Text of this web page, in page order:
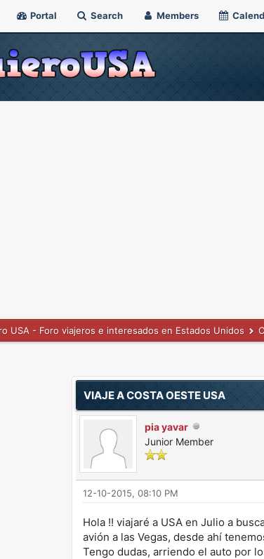
Portal Search Members
USA - Foro viajeros e interesados en Estados Unidos
VIAJE A COSTA OESTE USA
pia yavar
Junior Member
12-10-2015, 08:10 PM
Hola !! viajaré a USA en Julio a
avión a las Vegas, desde ahí
Tengo dudas, arriendo el auto por